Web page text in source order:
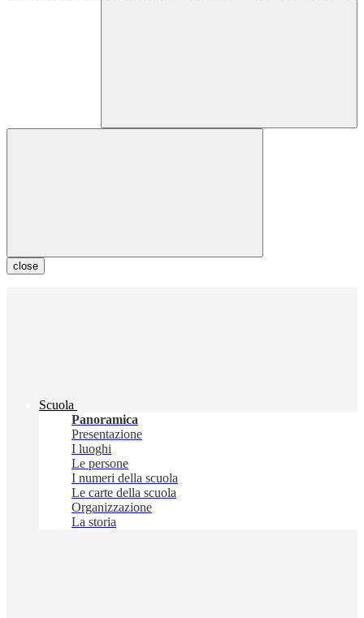
close
Scuola
Panoramica
Presentazione
I luoghi
Le persone
I numeri della scuola
Le carte della scuola
Organizzazione
La storia